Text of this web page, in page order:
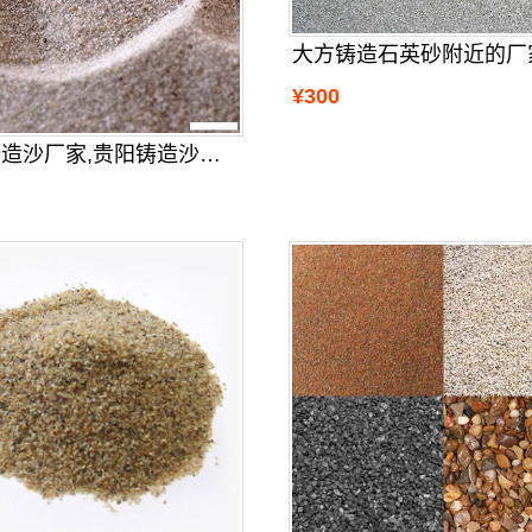
贵州铸造沙厂家,贵阳铸造沙厂家位置
大方铸造石英砂附近的厂
¥300